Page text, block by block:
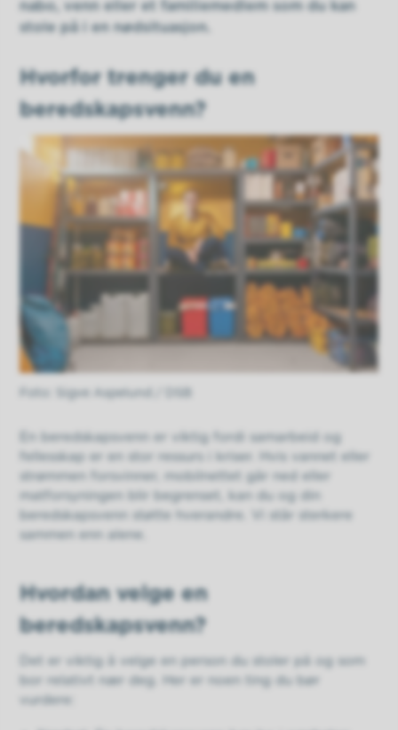
nabo, venn eller et familiemedlem som du kan
stole på i en nødsituasjon.
Hvorfor trenger du en
beredskapsvenn?
Sigve Aspelund / DSB
En beredskapsvenn er viktig fordi samarbeid og
fellesskap er en stor ressurs i kriser. Hvis vannet eller
strømmen forsvinner, mobilnettet går ned eller
matforsyningen blir begrenset, kan du og din
beredskapsvenn støtte hverandre. Vi står sterkere
sammen enn alene.
Hvordan velge en
beredskapsvenn?
Det er viktig å velge en person du stoler på og som
bor relativt nær deg. Her er noen ting du bør
vurdere: